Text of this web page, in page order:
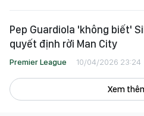
Pep Guardiola 'không biết'
quyết định rời Man City
Premier League 10/04/2026 23:24
Xem